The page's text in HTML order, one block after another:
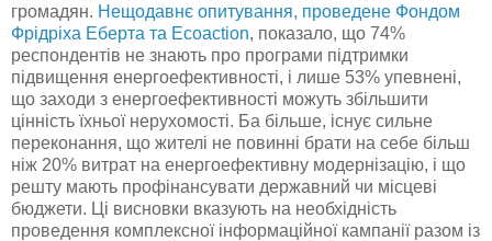
громадян. Нещодавнє опитування, проведене Фондом
Фрідріха Еберта та Ecoaction, показало, що 74%
респондентів не знають про програми підтримки
підвищення енергоефективності, і лише 53% упевнені,
що заходи з енергоефективності можуть збільшити
цінність їхньої нерухомості. Ба більше, існує сильне
переконання, що жителі не повинні брати на себе більш
ніж 20% витрат на енергоефективну модернізацію, і що
решту мають профінансувати державний чи місцеві
бюджети. Ці висновки вказують на необхідність
проведення комплексної інформаційної кампанії разом із